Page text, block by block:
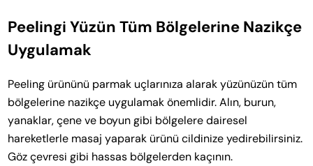
Peelingi Yüzün Tüm Bölgelerine Nazikçe
Uygulamak
Peeling ürününü parmak uçlarınıza alarak yüzünüzün tüm
bölgelerine nazikçe uygulamak önemlidir. Alın, burun,
yanaklar, çene ve boyun gibi bölgelere dairesel
hareketlerle masaj yaparak ürünü cildinize yedirebilirsiniz.
Göz çevresi gibi hassas bölgelerden kaçının.